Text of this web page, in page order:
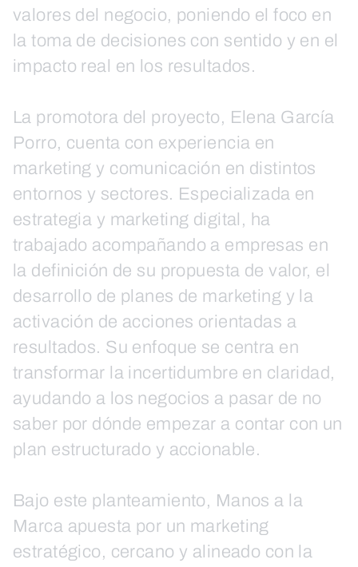
valores del negocio, poniendo el foco en
la toma de decisiones con sentido y en el
impacto real en los resultados.
La promotora del proyecto, Elena García
Porro, cuenta con experiencia en
marketing y comunicación en distintos
entornos y sectores. Especializada en
estrategia y marketing digital, ha
trabajado acompañando a empresas en
la definición de su propuesta de valor, el
desarrollo de planes de marketing y la
activación de acciones orientadas a
resultados. Su enfoque se centra en
transformar la incertidumbre en claridad,
ayudando a los negocios a pasar de no
saber por dónde empezar a contar con un
plan estructurado y accionable.
Bajo este planteamiento, Manos a la
Marca apuesta por un marketing
estratégico, cercano y alineado con la